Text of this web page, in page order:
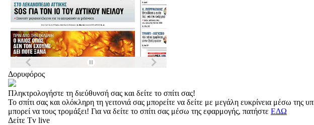
Δορυφόρος
Πληκτρολογήστε τη διεύθυνσή σας και δείτε το σπίτι σας!
Το σπίτι σας και ολόκληρη τη γειτονιά σας μπορείτε να δείτε με μεγάλη ευκρίνεια μέσω
μπορεί να τους τρομάξει! Για να δείτε το σπίτι σας μέσω της εφαρμογής, πατήστε ΕΔΩ
Δείτε Tv live